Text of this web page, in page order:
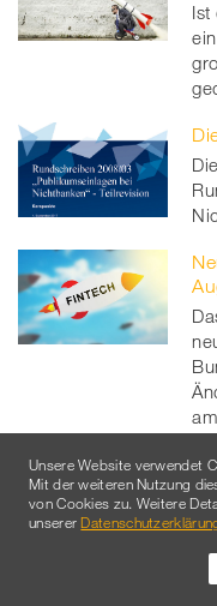
Ist
Unsere Website verwendet
Mit der weiteren Nutzung
von Cookies zu. Weitere
unserer